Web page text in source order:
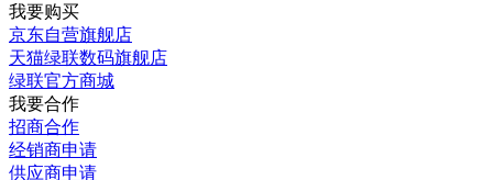
我要购买
京东自营旗舰店
天猫绿联数码旗舰店
绿联官方商城
我要合作
招商合作
经销商申请
供应商申请